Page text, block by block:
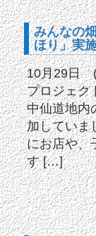
みんなの
ほり」実
10月29日
プロジェク
中仙道地内
加していま
にお店や、
す […]